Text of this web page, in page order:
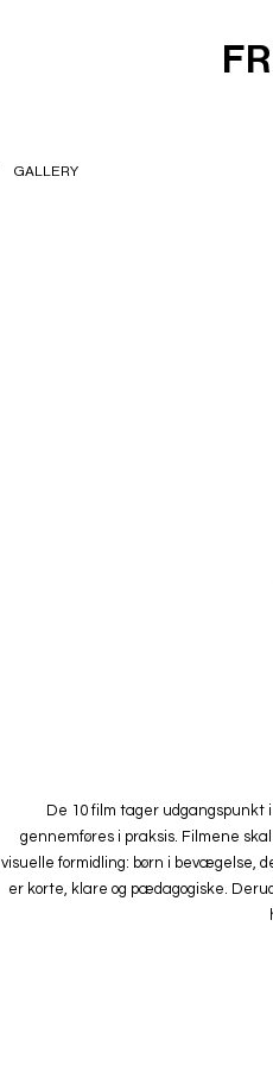
GALLERY
De 10 film tager udgangspunkt
gennemføres i praksis. Filmene
visuelle formidling: børn i bevægelse,
er korte, klare og pædagogiske.